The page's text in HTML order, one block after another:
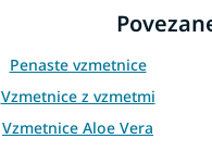
Penaste vzmetnice
Vzmetnice z vzmetmi
Vzmetnice Aloe Vera